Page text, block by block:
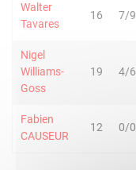
Walter
Tavares
16 7/9
Nigel
Williams-
Goss
19 4/6
Fabien
CAUSEUR
12 0/0